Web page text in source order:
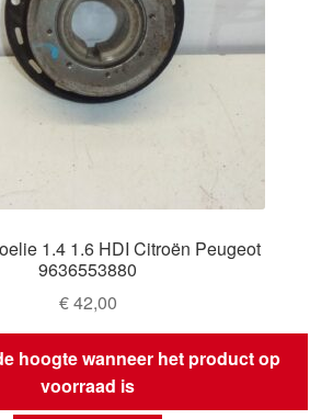
1.4 1.6 HDI Citroën Peugeot
9636553880
€42,00
hoogte wanneer het product op
voorraad is